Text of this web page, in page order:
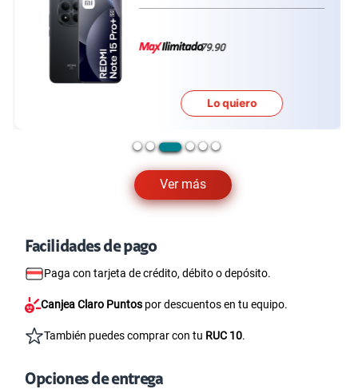
Ver más
79.90
Lo quiero
Facilidades de pago
Paga con tarjeta de crédito, débito o depósito.
Canjea Claro Puntos por descuentos en tu equipo.
También puedes comprar con tu RUC 10.
Opciones de entrega